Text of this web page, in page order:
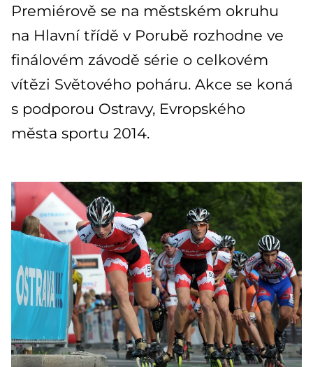
Premiérově se na městském okruhu
na Hlavní třídě v Porubě rozhodne ve
finálovém závodě série o celkovém
vítězi Světového poháru. Akce se koná
s podporou Ostravy, Evropského
města sportu 2014.